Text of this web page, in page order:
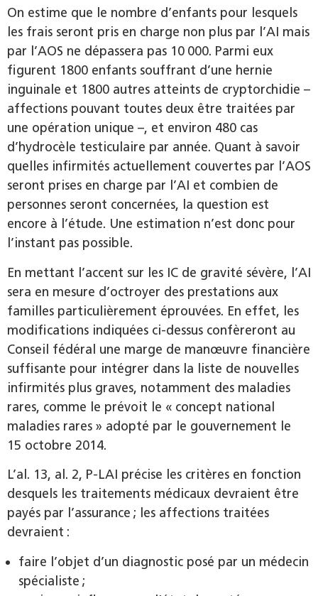
On estime que le nombre d’enfants pour lesquels
les frais seront pris en charge non plus par l’AI mais
par l’AOS ne dépassera pas 10 000. Parmi eux
figurent 1800 enfants souffrant d’une hernie
inguinale et 1800 autres atteints de cryptorchidie –
affections pouvant toutes deux être traitées par
une opération unique –, et environ 480 cas
d’hydrocèle testiculaire par année. Quant à savoir
quelles infirmités actuellement couvertes par l’AOS
seront prises en charge par l’AI et combien de
personnes seront concernées, la question est
encore à l’étude. Une estimation n’est donc pour
l’instant pas possible.
En mettant l’accent sur les IC de gravité sévère, l’AI
sera en mesure d’octroyer des prestations aux
familles particulièrement éprouvées. En effet, les
modifications indiquées ci-dessus confèreront au
Conseil fédéral une marge de manœuvre financière
suffisante pour intégrer dans la liste de nouvelles
infirmités plus graves, notamment des maladies
rares, comme le prévoit le « concept national
maladies rares » adopté par le gouvernement le
15 octobre 2014.
L’al. 13, al. 2, P-LAI précise les critères en fonction
desquels les traitements médicaux devraient être
payés par l’assurance ; les affections traitées
devraient :
faire l’objet d’un diagnostic posé par un médecin
spécialiste ;